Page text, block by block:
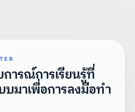
ารณ์การเรียนรู้ที่
บมาเพื่อการลงมือทำ